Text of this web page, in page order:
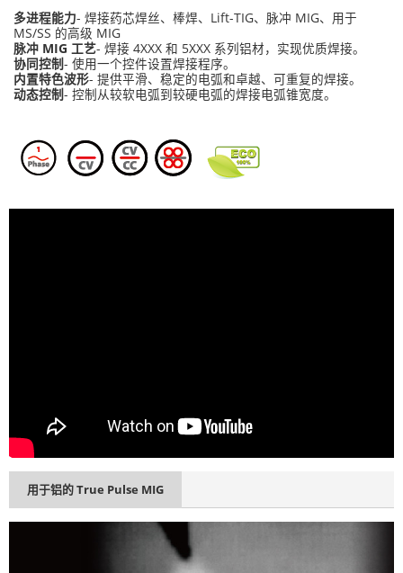
多进程能力- 焊接药芯焊丝、棒焊、Lift-TIG、脉冲 MIG、用于
MS/SS 的高级 MIG
脉冲 MIG 工艺- 焊接 4XXX 和 5XXX 系列铝材，实现优质焊接。
协同控制- 使用一个控件设置焊接程序。
内置特色波形- 提供平滑、稳定的电弧和卓越、可重复的焊接。
动态控制- 控制从较软电弧到较硬电弧的焊接电弧锥宽度。
用于铝的 True Pulse MIG